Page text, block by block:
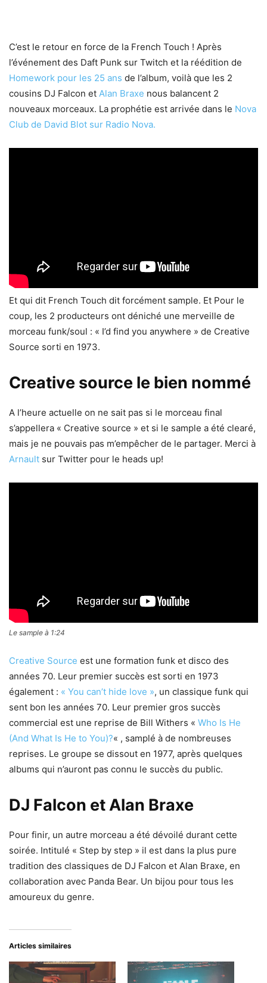
C’est le retour en force de la French Touch ! Après
l’événement des Daft Punk sur Twitch et la réédition de
Homework pour les 25 ans de l’album, voilà que les 2
cousins DJ Falcon et Alan Braxe nous balancent 2
nouveaux morceaux. La prophétie est arrivée dans le Nova
Club de David Blot sur Radio Nova.
Et qui dit French Touch dit forcément sample. Et Pour le
coup, les 2 producteurs ont déniché une merveille de
morceau funk/soul : « I’d find you anywhere » de Creative
Source sorti en 1973.
Creative source le bien nommé
A l’heure actuelle on ne sait pas si le morceau final
s’appellera « Creative source » et si le sample a été clearé,
mais je ne pouvais pas m’empêcher de le partager. Merci à
Arnault sur Twitter pour le heads up!
Le sample à 1:24
Creative Source est une formation funk et disco des
années 70. Leur premier succès est sorti en 1973
également : « You can’t hide love », un classique funk qui
sent bon les années 70. Leur premier gros succès
commercial est une reprise de Bill Withers « Who Is He
(And What Is He to You)?« , samplé à de nombreuses
reprises. Le groupe se dissout en 1977, après quelques
albums qui n’auront pas connu le succès du public.
DJ Falcon et Alan Braxe
Pour finir, un autre morceau a été dévoilé durant cette
soirée. Intitulé « Step by step » il est dans la plus pure
tradition des classiques de DJ Falcon et Alan Braxe, en
collaboration avec Panda Bear. Un bijou pour tous les
amoureux du genre.
Articles similaires